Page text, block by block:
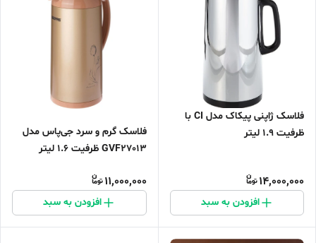
فلاسک ژاپنی پیکاک مدل CI با
ظرفیت 1.9 لیتر
14,000,000
افزودن به سبد
فلاسک گرم و سرد جی‌پاس مدل
GVF27013 ظرفیت 1.6 لیتر
11,000,000
افزودن به سبد